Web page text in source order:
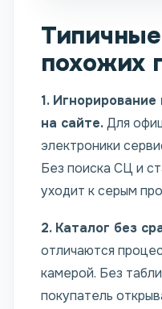
похожих
1.
на сайте.Для
электроники
Без поиска СЦ и
уходит к серым
2. Каталог без
отличаются
камерой. Без
покупатель